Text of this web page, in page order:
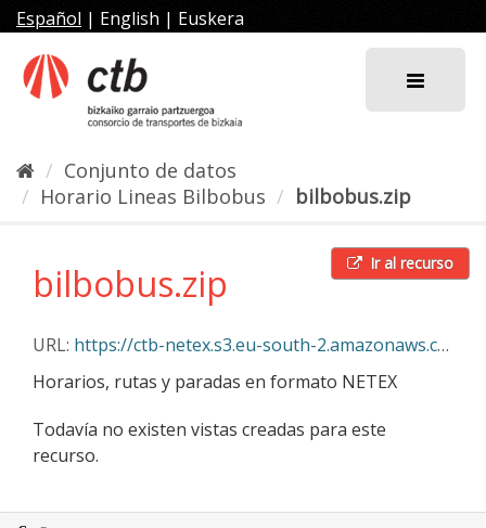
al
contenido
Español | English | Euskera
Conjunto de datos
Horario Lineas Bilbobus
bilbobus.zip
Ir al recurso
bilbobus.zip
URL: https://ctb-netex.s3.eu-south-2.amazonaws.com/bilbobus.zip
Horarios, rutas y paradas en formato NETEX
Todavía no existen vistas creadas para este
recurso.